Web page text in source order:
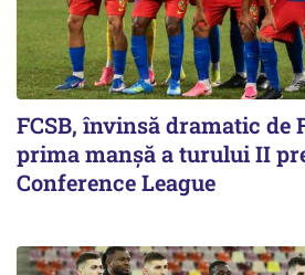
FCSB, învinsă dramatic de
prima manșă a turului II
Conference League